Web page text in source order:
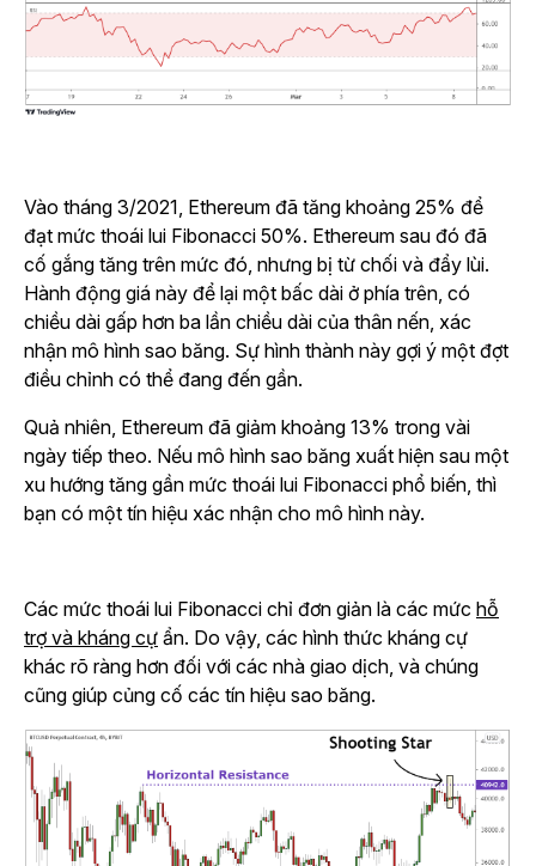
Vào tháng 3/2021, Ethereum đã tăng khoảng 25% để
đạt mức thoái lui Fibonacci 50%. Ethereum sau đó đã
cố gắng tăng trên mức đó, nhưng bị từ chối và đẩy lùi.
Hành động giá này để lại một bấc dài ở phía trên, có
chiều dài gấp hơn ba lần chiều dài của thân nến, xác
nhận mô hình sao băng. Sự hình thành này gợi ý một đợt
điều chỉnh có thể đang đến gần.
Quả nhiên, Ethereum đã giảm khoảng 13% trong vài
ngày tiếp theo. Nếu mô hình sao băng xuất hiện sau một
xu hướng tăng gần mức thoái lui Fibonacci phổ biến, thì
bạn có một tín hiệu xác nhận cho mô hình này.
Các mức thoái lui Fibonacci chỉ đơn giản là các mức hỗ
trợ và kháng cự ẩn. Do vậy, các hình thức kháng cự
khác rõ ràng hơn đối với các nhà giao dịch, và chúng
cũng giúp củng cố các tín hiệu sao băng.